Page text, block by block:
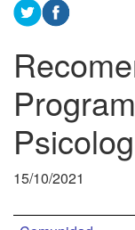
principal
15/10/2021